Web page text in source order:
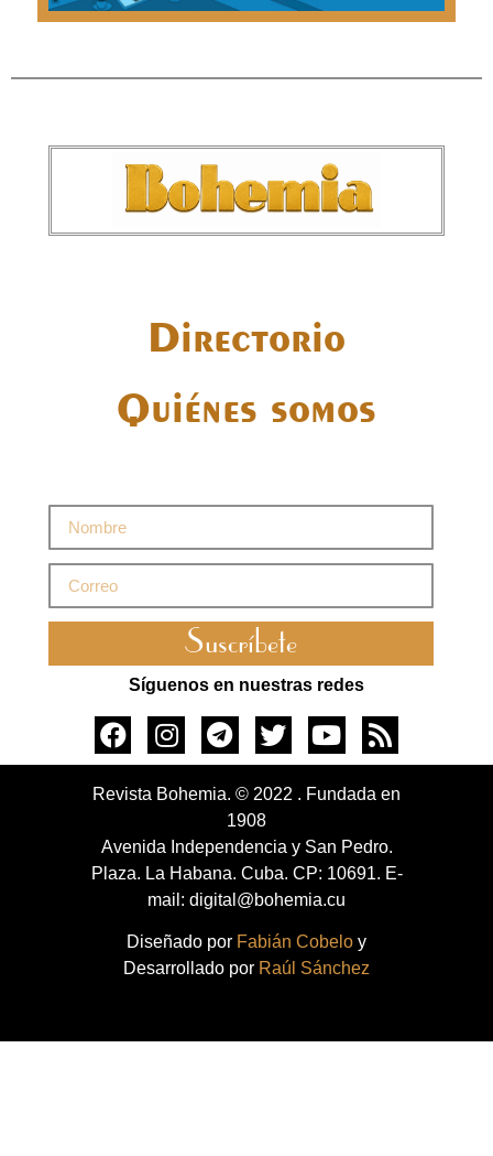
Directorio
Quiénes somos
Suscríbete
Síguenos en nuestras redes
Revista Bohemia. © 2022 . Fundada en
1908
Avenida Independencia y San Pedro.
Plaza. La Habana. Cuba. CP: 10691. E-
mail: digital@bohemia.cu
Diseñado por Fabián Cobelo y
Desarrollado por Raúl Sánchez